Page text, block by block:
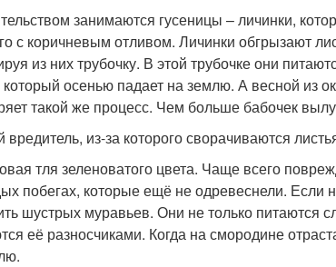
занимаются гусеницы – личинки,
с коричневым отливом. Личинки обгрызают
из них трубочку. В этой трубочке они
который осенью падает на землю. А весной из
такой же процесс. Чем больше бабочек
вредитель, из-за которого сворачиваются
тля зеленоватого цвета. Чаще всего
побегах, которые ещё не одревеснели. Если
шустрых муравьев. Они не только питаются
её разносчиками. Когда на смородине